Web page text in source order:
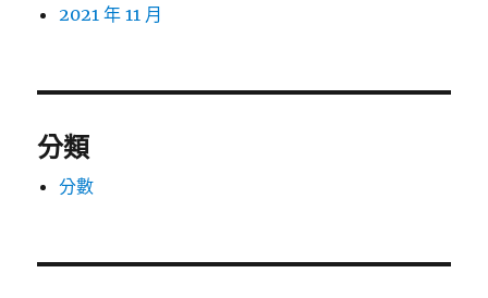
2021 年 11 月
分類
分數